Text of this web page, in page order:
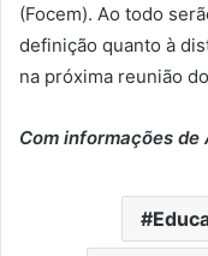
(Focem). Ao todo
definição quanto à
na próxima reunião
Com informações de